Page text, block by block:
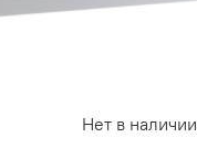
Нет в наличии